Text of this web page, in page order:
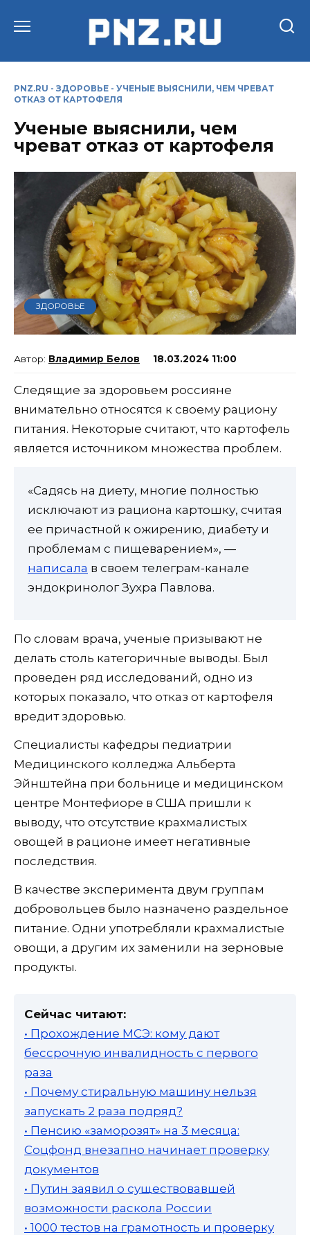
PNZ.RU - ЗДОРОВЬЕ - УЧЕНЫЕ ВЫЯСНИЛИ, ЧЕМ ЧРЕВАТ
ОТКАЗ ОТ КАРТОФЕЛЯ
Ученые выяснили, чем
чреват отказ от картофеля
ЗДОРОВЬЕ
Владимир Белов 18.03.2024 11:00
Следящие за здоровьем россияне
внимательно относятся к своему рациону
питания. Некоторые считают, что картофель
является источником множества проблем.
«Садясь на диету, многие полностью
исключают из рациона картошку, считая
ее причастной к ожирению, диабету и
проблемам с пищеварением», —
написала в своем телеграм-канале
эндокринолог Зухра Павлова.
По словам врача, ученые призывают не
делать столь категоричные выводы. Был
проведен ряд исследований, одно из
которых показало, что отказ от картофеля
вредит здоровью.
Специалисты кафедры педиатрии
Медицинского колледжа Альберта
Эйнштейна при больнице и медицинском
центре Монтефиоре в США пришли к
выводу, что отсутствие крахмалистых
овощей в рационе имеет негативные
последствия.
В качестве эксперимента двум группам
добровольцев было назначено раздельное
питание. Одни употребляли крахмалистые
овощи, а другим их заменили на зерновые
продукты.
Сейчас читают:
• Прохождение МСЭ: кому дают
бессрочную инвалидность с первого
раза
• Почему стиральную машину нельзя
запускать 2 раза подряд?
• Пенсию «заморозят» на 3 месяца:
Соцфонд внезапно начинает проверку
документов
• Путин заявил о существовавшей
возможности раскола России
• 1000 тестов на грамотность и проверку